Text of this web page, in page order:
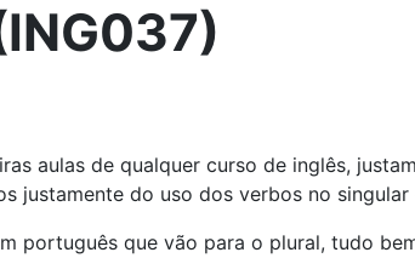
aulas de qualquer curso de inglês,
justamente do uso dos verbos no singular
português que vão para o plural, tudo